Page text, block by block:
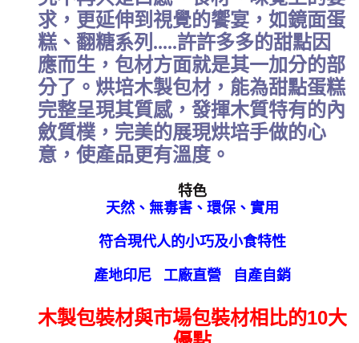
求，更延伸到視覺的饗宴，如鏡面蛋
糕、翻糖系列.....許許多多的甜點因
應而生，包材方面就是其一加分的部
分了。烘培木製包材，能為甜點蛋糕
完整呈現其質感，發揮木質特有的內
斂質樸，完美的展現烘培手做的心
意，使產品更有溫度。
特色
天然、無毒害、環保、實用
符合現代人的小巧及小食特性
產地印尼 工廠直營 自產自銷
木製包裝材與市場包裝材相比的10大